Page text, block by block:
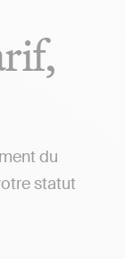
du
statut